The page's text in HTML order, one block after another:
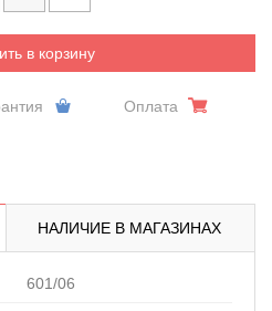
в корзину
Оплата
НАЛИЧИЕ В МАГАЗИНАХ
601/06